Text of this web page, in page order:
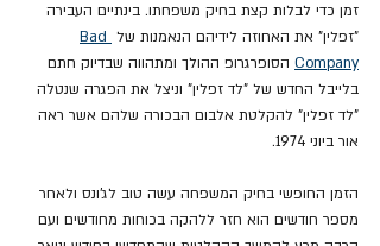
זמן כדי לבלות קצת בחיק משפחתו. בינתיים העבירה
"זפלין" את האחוזה לידיהם הנאמנות של Bad
Company הסופרגרופ ההולך ומתהווה שבדיוק חתם
בלייבל החדש של "לד זפלין" וניצל את הפגרה שנטלה
"לד זפלין" להקלטת אלבום הבכורה שלהם אשר ראה
אור ביוני 1974.
הזמן החופשי בחיק המשפחה עשה טוב לג'ונס ולאחר
מספר חודשים הוא חזר ללהקה בכוחות מחודשים ועם